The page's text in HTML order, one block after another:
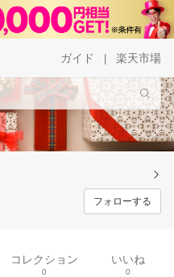
ガイド 楽天市場
フォローする
コレクション
0
いいね
0